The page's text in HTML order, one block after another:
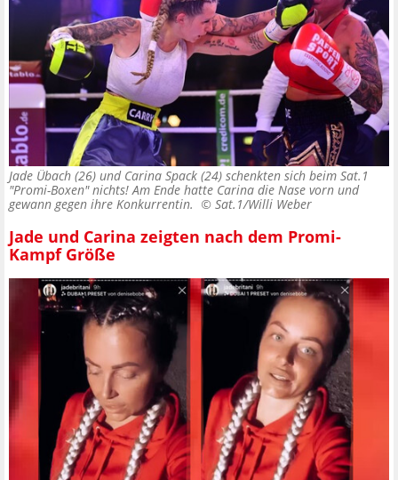
Jade Übach (26) und Carina Spack (24) schenkten sich beim Sat.1
"Promi-Boxen" nichts! Am Ende hatte Carina die Nase vorn und
gewann gegen ihre Konkurrentin. © Sat.1/Willi Weber
Jade und Carina zeigten nach dem Promi-
Kampf Größe